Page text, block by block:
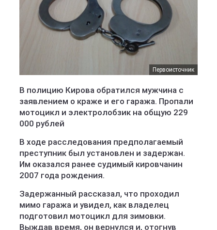
Первоисточник
В полицию Кирова обратился мужчина с
заявлением о краже и его гаража. Пропали
мотоцикл и электролобзик на общую 229
000 рублей
В ходе расследования предполагаемый
преступник был установлен и задержан.
Им оказался ранее судимый кировчанин
2007 года рождения.
Задержанный рассказал, что проходил
мимо гаража и увидел, как владелец
подготовил мотоцикл для зимовки.
Выждав время, он вернулся и, отогнув